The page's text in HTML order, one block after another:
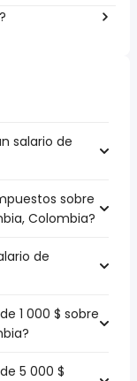
salario de
sobre
Colombia?
de
1 000 $ sobre
5 000 $